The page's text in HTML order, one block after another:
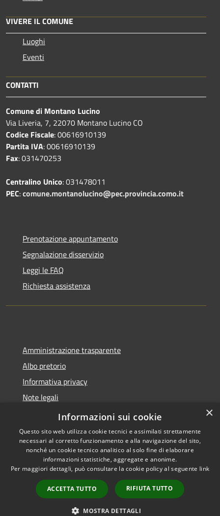
VIVERE IL COMUNE
Luoghi
Eventi
CONTATTI
Comune di Montano Lucino
Via Liveria, 7, 22070 Montano Lucino CO
Codice Fiscale: 00616910139
Partita IVA: 00616910139
Fax: 031470253
Centralino Unico: 031478011
PEC:comune.montanolucino@pec.provincia.como.it
Prenotazione appuntamento
Segnalazione disservizio
Leggi le FAQ
Richiesta assistenza
Amministrazione trasparente
Albo pretorio
Informativa privacy
Note legali
Dichiarazione di accessibilità
Accessibilità
Copyright © 2026 • Comune di
Montano Lucino • Powered by
Municipium•
Accesso
redazione
×
Informazioni sui cookie
Questo sito web utilizza cookie tecnici e assimilati strettamente
necessari al corretto funzionamento e alla navigazione del sito,
nonché un cookie tecnico analitico al solo fine di elaborare
informazioni statistiche, aggregate e anonime.
Per maggiori dettagli, può consultare la cookie policy al seguente link
ACCETTA TUTTO RIFIUTA TUTTO
MOSTRA DETTAGLI